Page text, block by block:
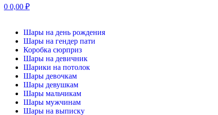
0 0,00 ₽
Шары на день рождения
Шары на гендер пати
Коробка сюрприз
Шары на девичник
Шарики на потолок
Шары девочкам
Шары девушкам
Шары мальчикам
Шары мужчинам
Шары на выписку